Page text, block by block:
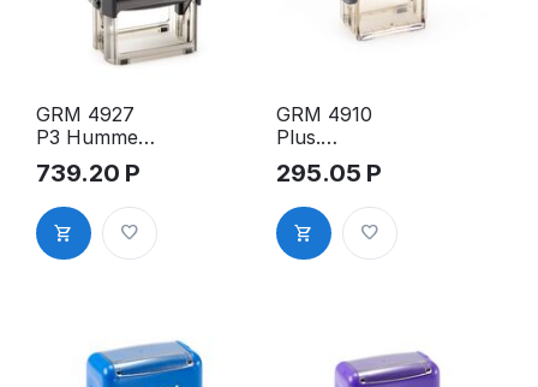
GRM 4927
P3 Hummer
оснастка
для штампа,
60х40мм,
корпус
чёрный
739.20 Р
GRM 4910
Plus.
Оснастка
для штампа,
26х9мм,
чёрный
корпус
295.05 Р